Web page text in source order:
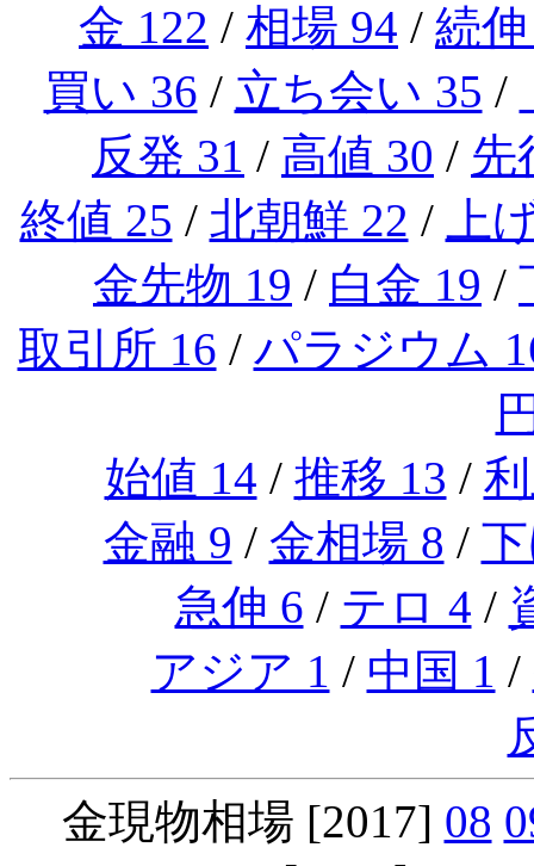
金 122 / 相場 94 / 続
買い 36 / 立ち会い 35 /
反発 31 / 高値 30 / 先
終値 25 / 北朝鮮 22 /
上
金先物 19 / 白金 19 /
取引所 16 / パラジウム
始値 14 / 推移 13 /
金融 9 / 金相場 8 /
急伸 6 / テロ 4 /
アジア 1 / 中国 1 /
金現物相場 [2017] 08